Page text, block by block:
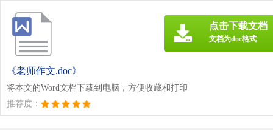
《老师作文.doc》
将本文的Word文档下载到电脑，方便收藏和打印
推荐度：
点击下载文档
文档为doc格式